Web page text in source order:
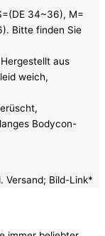
34~36), M=
Bitte finden Sie
Hergestellt aus
weich,
Bodycon-
Versand; Bild-Link*